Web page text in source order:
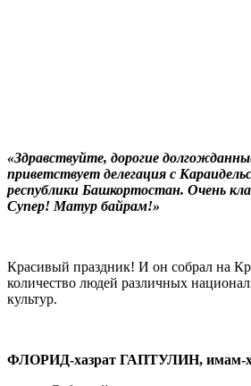
«Здравствуйте, дорогие
приветствует делегация с
республики Башкортостан. Очень
Супер! Матур байрам!»
Красивый праздник! И он собрал на
количество людей различных
культур.
ФЛОРИД-хазрат ГАПТУЛИН, имам-